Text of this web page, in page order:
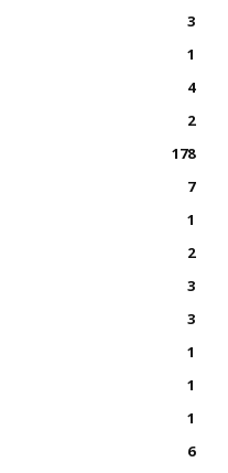
3
1
4
2
178
7
1
2
3
3
1
1
1
6